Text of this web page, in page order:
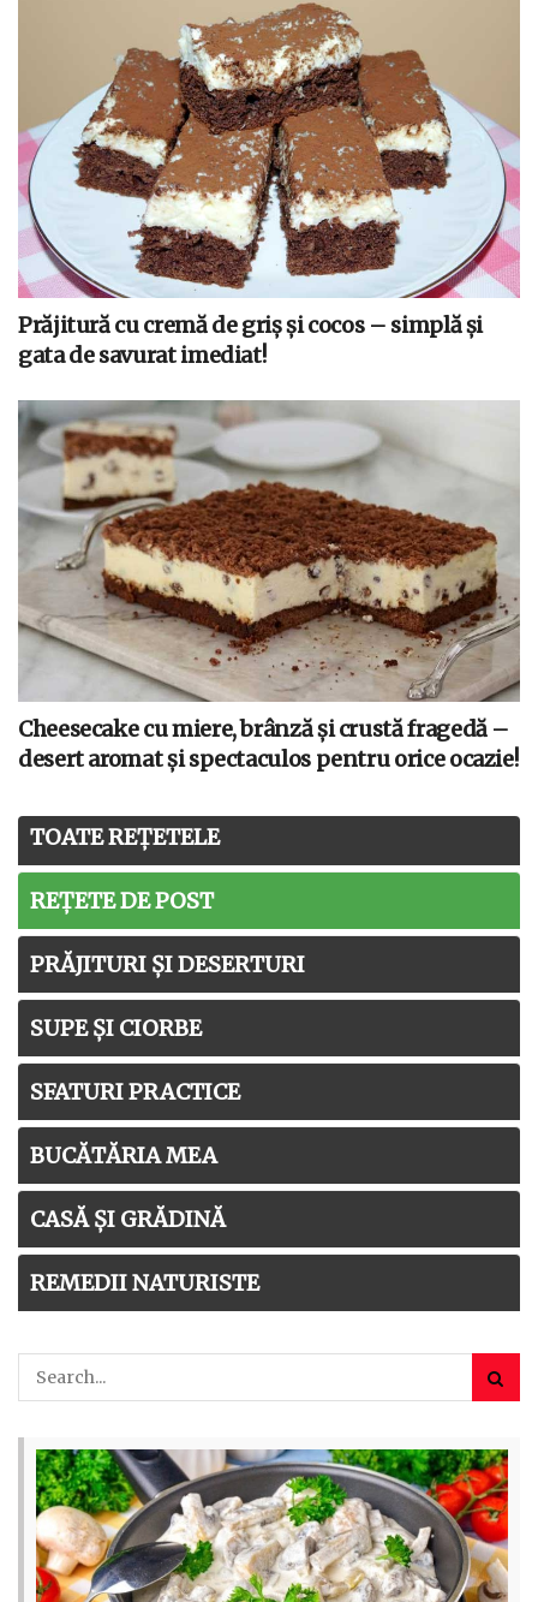
Prăjitură cu cremă de griș și cocos – simplă și
gata de savurat imediat!
Cheesecake cu miere, brânză și crustă fragedă –
desert aromat și spectaculos pentru orice ocazie!
TOATE REȚETELE
REȚETE DE POST
PRĂJITURI ȘI DESERTURI
SUPE ȘI CIORBE
SFATURI PRACTICE
BUCĂTĂRIA MEA
CASĂ ȘI GRĂDINĂ
REMEDII NATURISTE